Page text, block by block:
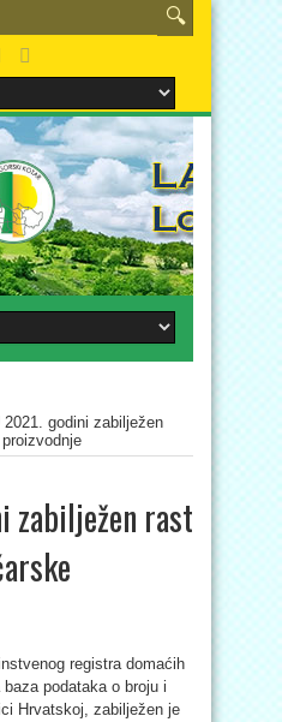
2021. godini zabilježen
zabilježen rast
registra domaćih
podataka o broju i
Hrvatskoj, zabilježen je